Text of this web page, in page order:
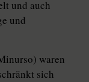
und auch
und
waren
sich